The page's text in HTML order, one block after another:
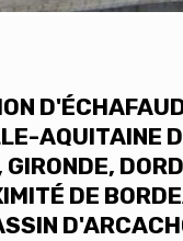
AQUITAINE
DE